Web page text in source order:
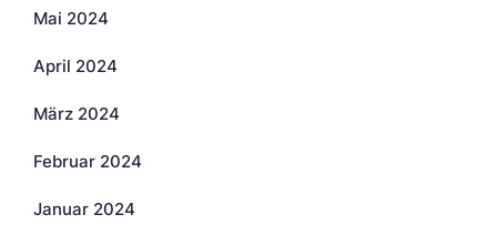
Mai 2024
April 2024
März 2024
Februar 2024
Januar 2024